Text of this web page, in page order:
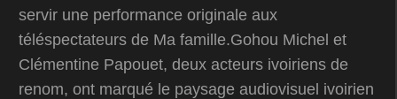
servir une performance originale aux
téléspectateurs de Ma famille.Gohou Michel et
Clémentine Papouet, deux acteurs ivoiriens de
renom, ont marqué le paysage audiovisuel ivoirien